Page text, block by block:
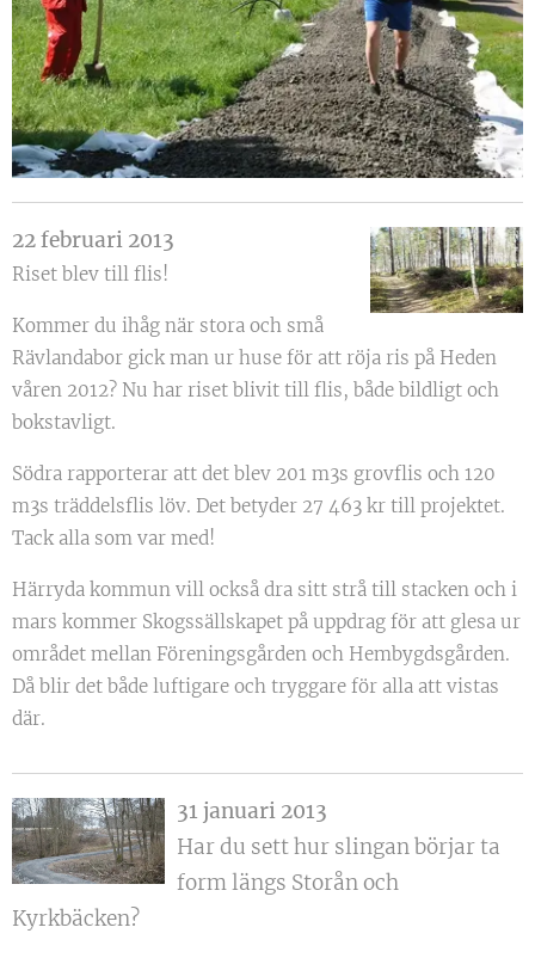
22 februari 2013
Riset blev till flis!
Kommer du ihåg när stora och små
Rävlandabor gick man ur huse för att röja ris på Heden
våren 2012? Nu har riset blivit till flis, både bildligt och
bokstavligt.
Södra rapporterar att det blev 201 m3s grovflis och 120
m3s träddelsflis löv. Det betyder 27 463 kr till projektet.
Tack alla som var med!
Härryda kommun vill också dra sitt strå till stacken och i
mars kommer Skogssällskapet på uppdrag för att glesa ur
området mellan Föreningsgården och Hembygdsgården.
Då blir det både luftigare och tryggare för alla att vistas
där.
31 januari 2013
Har du sett hur slingan börjar ta
form längs Storån och
Kyrkbäcken?